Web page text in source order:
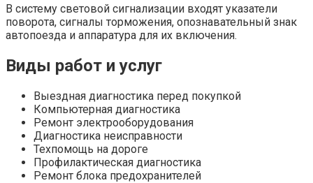
В систему световой сигнализации входят указатели
поворота, сигналы торможения, опознавательный знак
автопоезда и аппаратура для их включения.
Виды работ и услуг
Выездная диагностика перед покупкой
Компьютерная диагностика
Ремонт электрооборудования
Диагностика неисправности
Техпомощь на дороге
Профилактическая диагностика
Ремонт блока предохранителей